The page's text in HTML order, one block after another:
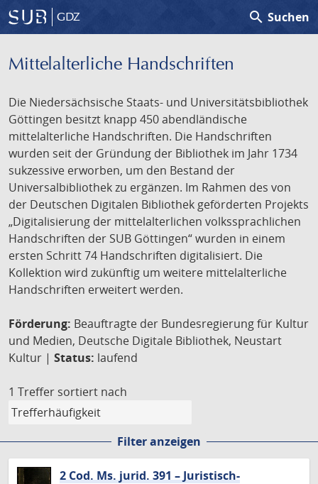
GDZ search Suchen
Mittelalterliche Handschriften
Die Niedersächsische Staats- und Universitätsbibliothek
Göttingen besitzt knapp 450 abendländische
mittelalterliche Handschriften. Die Handschriften
wurden seit der Gründung der Bibliothek im Jahr 1734
sukzessive erworben, um den Bestand der
Universalbibliothek zu ergänzen. Im Rahmen des von
der Deutschen Digitalen Bibliothek geförderten Projekts
„Digitalisierung der mittelalterlichen volkssprachlichen
Handschriften der SUB Göttingen“ wurden in einem
ersten Schritt 74 Handschriften digitalisiert. Die
Kollektion wird zukünftig um weitere mittelalterliche
Handschriften erweitert werden.
Förderung: Beauftragte der Bundesregierung für Kultur
und Medien, Deutsche Digitale Bibliothek, Neustart
Kultur | Status: laufend
1 Treffer sortiert nach
Filter anzeigen
2 Cod. Ms. jurid. 391 – Juristisch-